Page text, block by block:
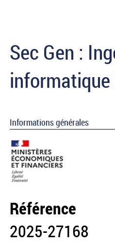
Sec Gen :
informatique
Informations générales
Référence
2025-27168